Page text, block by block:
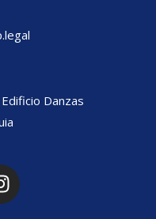
Danzas